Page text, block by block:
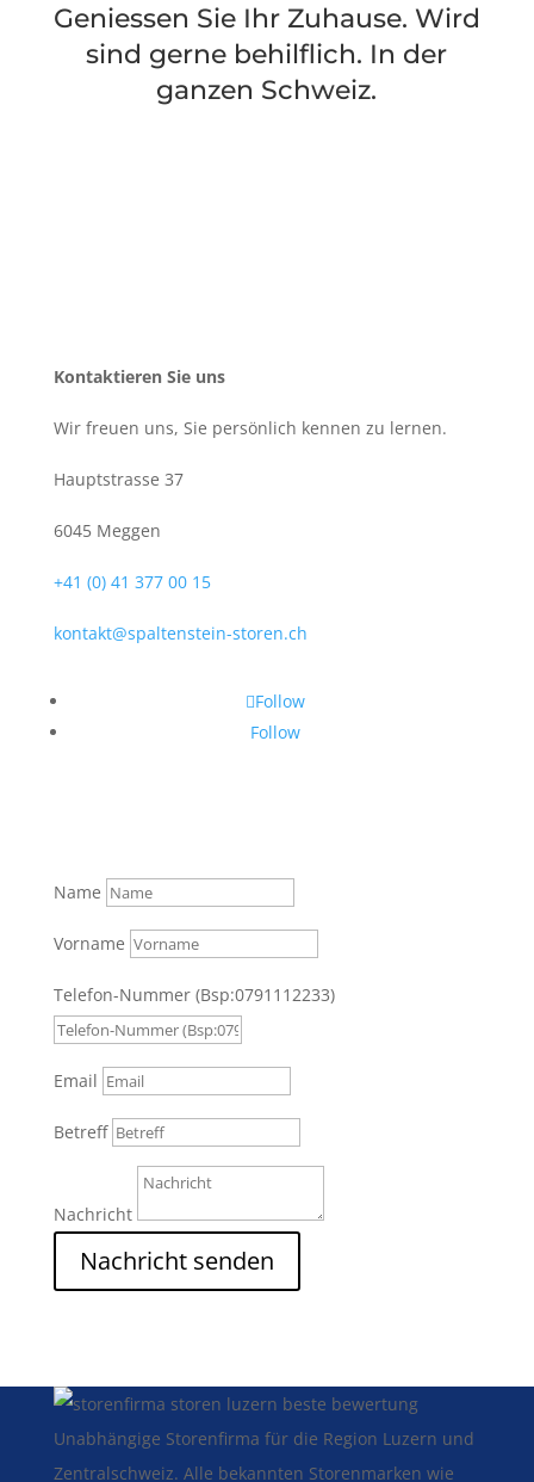
Geniessen Sie Ihr Zuhause. Wird
sind gerne behilflich. In der
ganzen Schweiz.
Kontaktieren Sie uns
Wir freuen uns, Sie persönlich kennen zu lernen.
Hauptstrasse 37
6045 Meggen
+41 (0) 41 377 00 15
kontakt@spaltenstein-storen.ch
Follow
Follow
Name
Vorname
Telefon-Nummer (Bsp:0791112233)
Email
Betreff
Nachricht
Nachricht senden
Unabhängige Storenfirma für die Region Luzern und
Zentralschweiz. Alle bekannten Storenmarken wie